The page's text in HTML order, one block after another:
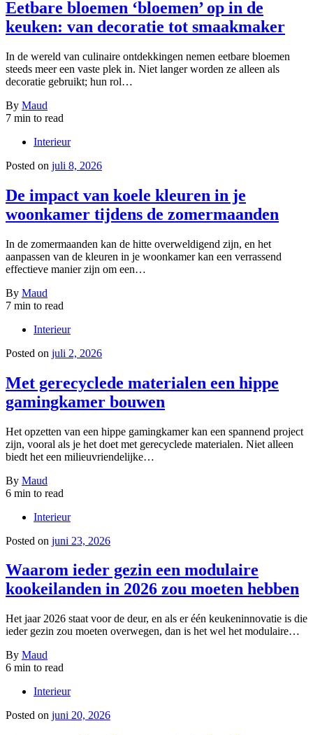
Eetbare bloemen ‘bloemen’ op in de
keuken: van decoratie tot smaakmaker
In de wereld van culinaire ontdekkingen nemen eetbare bloemen
steeds meer een vaste plek in. Niet langer worden ze alleen als
decoratie gebruikt; hun rol…
By Maud
7 min to read
Interieur
Posted on juli 8, 2026
De impact van koele kleuren in je
woonkamer tijdens de zomermaanden
In de zomermaanden kan de hitte overweldigend zijn, en het
aanpassen van de kleuren in je woonkamer kan een verrassend
effectieve manier zijn om een…
By Maud
7 min to read
Interieur
Posted on juli 2, 2026
Met gerecyclede materialen een hippe
gamingkamer bouwen
Het opzetten van een hippe gamingkamer kan een spannend project
zijn, vooral als je het doet met gerecyclede materialen. Niet alleen
biedt het een milieuvriendelijke…
By Maud
6 min to read
Interieur
Posted on juni 23, 2026
Waarom ieder gezin een modulaire
kookeilanden in 2026 zou moeten hebben
Het jaar 2026 staat voor de deur, en als er één keukeninnovatie is die
ieder gezin zou moeten overwegen, dan is het wel het modulaire…
By Maud
6 min to read
Interieur
Posted on juni 20, 2026